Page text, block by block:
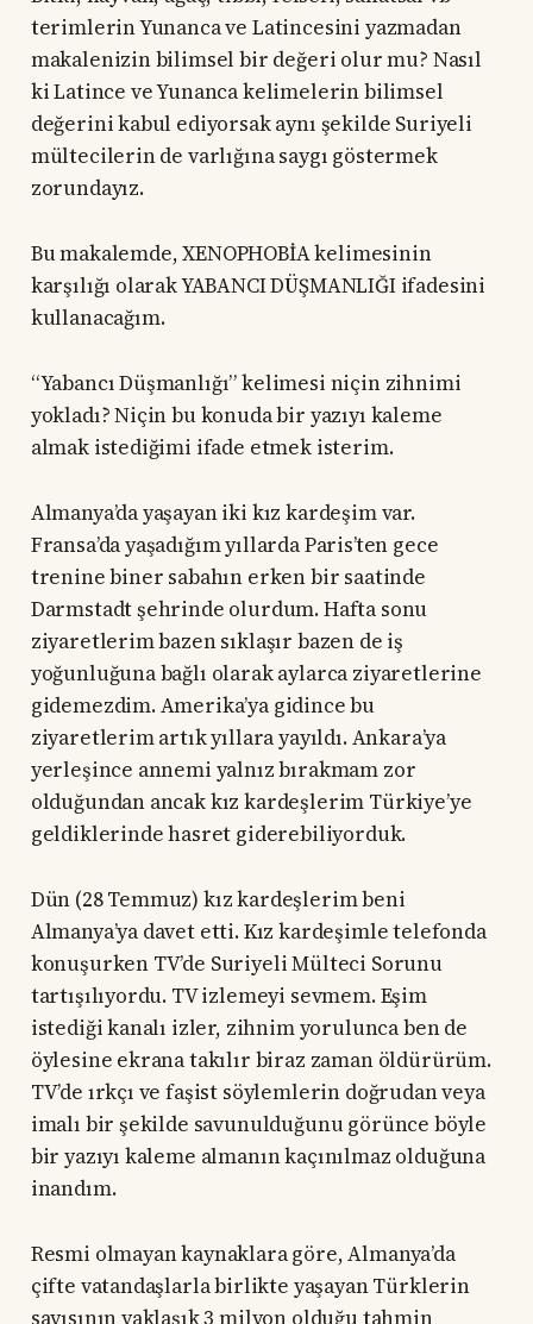
terimlerin Yunanca ve Latincesini yazmadan
makalenizin bilimsel bir değeri olur mu? Nasıl
ki Latince ve Yunanca kelimelerin bilimsel
değerini kabul ediyorsak aynı şekilde Suriyeli
mültecilerin de varlığına saygı göstermek
zorundayız.
Bu makalemde, XENOPHOBİA kelimesinin
karşılığı olarak YABANCI DÜŞMANLIĞI ifadesini
kullanacağım.
“Yabancı Düşmanlığı” kelimesi niçin zihnimi
yokladı? Niçin bu konuda bir yazıyı kaleme
almak istediğimi ifade etmek isterim.
Almanya’da yaşayan iki kız kardeşim var.
Fransa’da yaşadığım yıllarda Paris’ten gece
trenine biner sabahın erken bir saatinde
Darmstadt şehrinde olurdum. Hafta sonu
ziyaretlerim bazen sıklaşır bazen de iş
yoğunluğuna bağlı olarak aylarca ziyaretlerine
gidemezdim. Amerika’ya gidince bu
ziyaretlerim artık yıllara yayıldı. Ankara’ya
yerleşince annemi yalnız bırakmam zor
olduğundan ancak kız kardeşlerim Türkiye’ye
geldiklerinde hasret giderebiliyorduk.
Dün (28 Temmuz) kız kardeşlerim beni
Almanya’ya davet etti. Kız kardeşimle telefonda
konuşurken TV’de Suriyeli Mülteci Sorunu
tartışılıyordu. TV izlemeyi sevmem. Eşim
istediği kanalı izler, zihnim yorulunca ben de
öylesine ekrana takılır biraz zaman öldürürüm.
TV’de ırkçı ve faşist söylemlerin doğrudan veya
imalı bir şekilde savunulduğunu görünce böyle
bir yazıyı kaleme almanın kaçınılmaz olduğuna
inandım.
Resmi olmayan kaynaklara göre, Almanya’da
çifte vatandaşlarla birlikte yaşayan Türklerin
sayısının yaklaşık 3 milyon olduğu tahmin